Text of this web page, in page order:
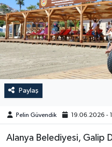
Paylaş
Pelin Güvendik 19.06.2026 -
Alanya Belediyesi, Galip